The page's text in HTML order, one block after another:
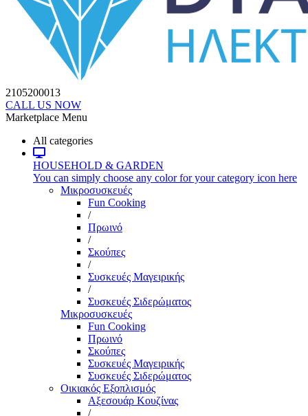
2105200013
CALL US NOW
Marketplace Menu
All categories
HOUSEHOLD & GARDEN
You can simply choose any color for your category icon here
Μικροσυσκευές
Fun Cooking
/
Πρωινό
/
Σκούπες
/
Συσκευές Μαγειρικής
/
Συσκευές Σιδερώματος
Μικροσυσκευές
Fun Cooking
Πρωινό
Σκούπες
Συσκευές Μαγειρικής
Συσκευές Σιδερώματος
Οικιακός Εξοπλισμός
Αξεσουάρ Κουζίνας
/